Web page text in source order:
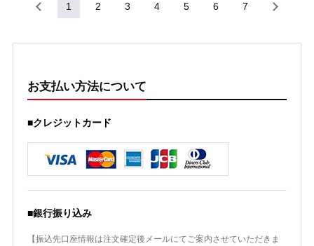
1 2 3 4 5 6 7
お支払い方法について
■クレジットカード
■銀行振り込み
【振込先口座情報は注文確定後メールにてご案内させていただきま